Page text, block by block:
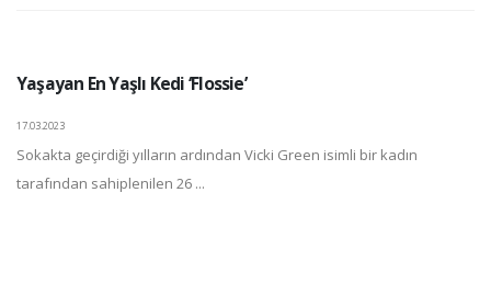
Yaşayan En Yaşlı Kedi ‘Flossie’
17.03.2023
Sokakta geçirdiği yılların ardından Vicki Green isimli bir kadın
tarafından sahiplenilen 26 ...